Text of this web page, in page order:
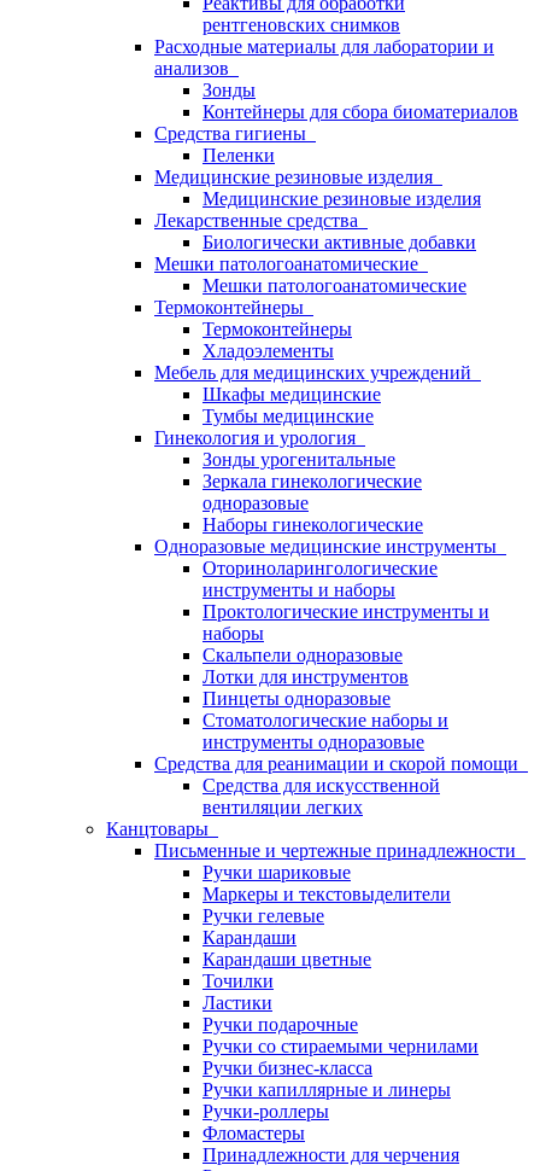
рентгеновских снимков
Расходные материалы для лаборатории и
анализов
Зонды
Контейнеры для сбора биоматериалов
Средства гигиены
Пеленки
Медицинские резиновые изделия
Медицинские резиновые изделия
Лекарственные средства
Биологически активные добавки
Мешки патологоанатомические
Мешки патологоанатомические
Термоконтейнеры
Термоконтейнеры
Хладоэлементы
Мебель для медицинских учреждений
Шкафы медицинские
Тумбы медицинские
Гинекология и урология
Зонды урогенитальные
Зеркала гинекологические
одноразовые
Наборы гинекологические
Одноразовые медицинские инструменты
Оториноларингологические
инструменты и наборы
Проктологические инструменты и
наборы
Скальпели одноразовые
Лотки для инструментов
Пинцеты одноразовые
Стоматологические наборы и
инструменты одноразовые
Средства для реанимации и скорой помощи
Средства для искусственной
вентиляции легких
Канцтовары
Письменные и чертежные принадлежности
Ручки шариковые
Маркеры и текстовыделители
Ручки гелевые
Карандаши
Карандаши цветные
Точилки
Ластики
Ручки подарочные
Ручки со стираемыми чернилами
Ручки бизнес-класса
Ручки капиллярные и линеры
Ручки-роллеры
Фломастеры
Принадлежности для черчения